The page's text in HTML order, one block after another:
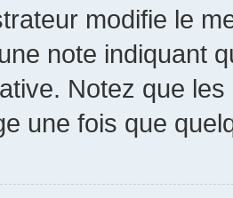
modifie le
note indiquant
Notez que
une fois que